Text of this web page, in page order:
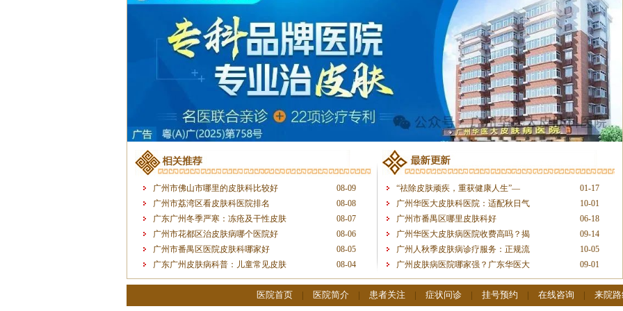
08-09
广州市佛山市哪里的皮肤科比较好
08-08
广州市荔湾区看皮肤科医院排名
08-07
广东广州冬季严寒：冻疮及干性皮肤
08-06
广州市花都区治皮肤病哪个医院好
08-05
广州市番禺区医院皮肤科哪家好
08-04
广东广州皮肤病科普：儿童常见皮肤
01-17
“祛除皮肤顽疾，重获健康人生”—
10-01
广州华医大皮肤科医院：适配秋日气
06-18
广州市番禺区哪里皮肤科好
09-14
广州华医大皮肤病医院收费高吗？揭
10-05
广州人秋季皮肤病诊疗服务：正规流
09-01
广州皮肤病医院哪家强？广东华医大
医院首页 | 医院简介 | 患者关注 | 症状问诊 | 挂号预约 | 在线咨询 | 来院